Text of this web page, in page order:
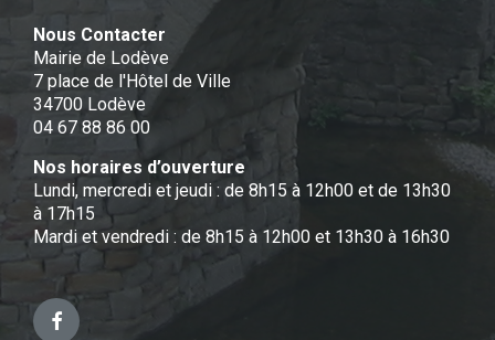
Nous Contacter
Mairie de Lodève
7 place de l'Hôtel de Ville
34700 Lodève
04 67 88 86 00
Nos horaires d’ouverture
Lundi, mercredi et jeudi : de 8h15 à 12h00 et de 13h30
à 17h15
Mardi et vendredi : de 8h15 à 12h00 et 13h30 à 16h30
Facebook